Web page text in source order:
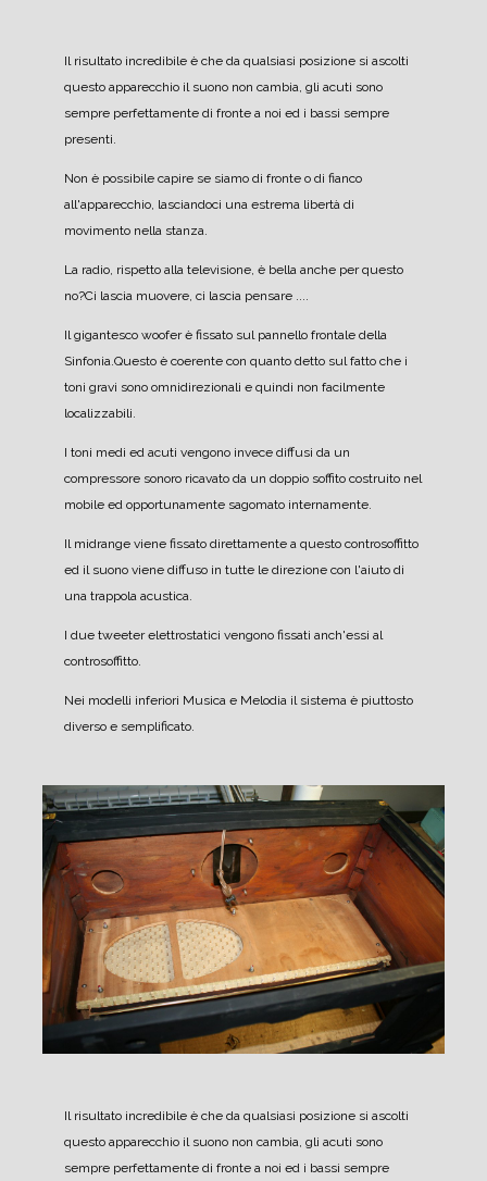
Il risultato incredibile è che da qualsiasi posizione si ascolti
questo apparecchio il suono non cambia, gli acuti sono
sempre perfettamente di fronte a noi ed i bassi sempre
presenti.
Non è possibile capire se siamo di fronte o di fianco
all'apparecchio, lasciandoci una estrema libertà di
movimento nella stanza.
La radio, rispetto alla televisione, è bella anche per questo
no?Ci lascia muovere, ci lascia pensare ....
Il gigantesco woofer è fissato sul pannello frontale della
Sinfonia.Questo è coerente con quanto detto sul fatto che i
toni gravi sono omnidirezionali e quindi non facilmente
localizzabili.
I toni medi ed acuti vengono invece diffusi da un
compressore sonoro ricavato da un doppio soffito costruito nel
mobile ed opportunamente sagomato internamente.
Il midrange viene fissato direttamente a questo controsoffitto
ed il suono viene diffuso in tutte le direzione con l'aiuto di
una trappola acustica.
I due tweeter elettrostatici vengono fissati anch'essi al
controsoffitto.
Nei modelli inferiori Musica e Melodia il sistema è piuttosto
diverso e semplificato.
Il risultato incredibile è che da qualsiasi posizione si ascolti
questo apparecchio il suono non cambia, gli acuti sono
sempre perfettamente di fronte a noi ed i bassi sempre